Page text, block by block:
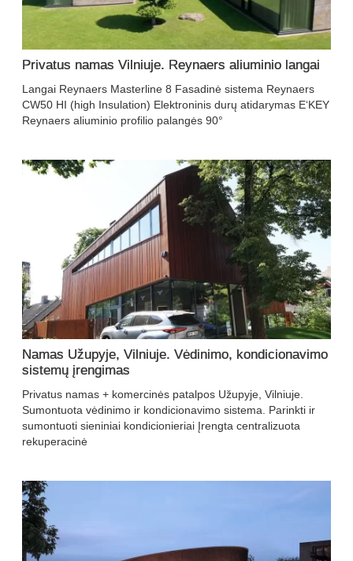
Privatus namas Vilniuje. Reynaers aliuminio langai
Langai Reynaers Masterline 8 Fasadinė sistema Reynaers
CW50 HI (high Insulation) Elektroninis durų atidarymas E‘KEY
Reynaers aliuminio profilio palangės 90°
Namas Užupyje, Vilniuje. Vėdinimo, kondicionavimo
sistemų įrengimas
Privatus namas + komercinės patalpos Užupyje, Vilniuje.
Sumontuota vėdinimo ir kondicionavimo sistema. Parinkti ir
sumontuoti sieniniai kondicionieriai Įrengta centralizuota
rekuperacinė